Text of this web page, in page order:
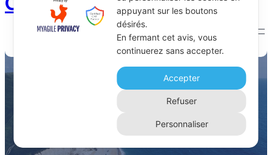
région viticole Douro
Home
appuyant sur les boutons
désirés.
En fermant cet avis, vous
continuerez sans accepter.
Accepter
Refuser
Personnaliser